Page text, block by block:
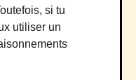
si tu
utiliser un